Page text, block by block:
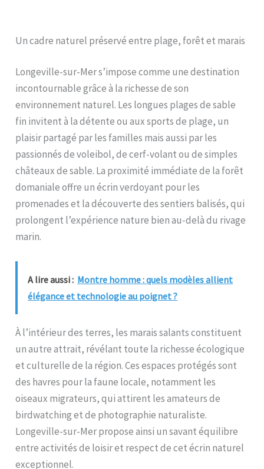
Un cadre naturel préservé entre plage, forêt et marais
Longeville-sur-Mer s’impose comme une destination
incontournable grâce à la richesse de son
environnement naturel. Les longues plages de sable
fin invitent à la détente ou aux sports de plage, un
plaisir partagé par les familles mais aussi par les
passionnés de voleibol, de cerf-volant ou de simples
châteaux de sable. La proximité immédiate de la forêt
domaniale offre un écrin verdoyant pour les
promenades et la découverte des sentiers balisés, qui
prolongent l’expérience nature bien au-delà du rivage
marin.
A lire aussi : Montre homme : quels modèles allient
élégance et technologie au poignet ?
À l’intérieur des terres, les marais salants constituent
un autre attrait, révélant toute la richesse écologique
et culturelle de la région. Ces espaces protégés sont
des havres pour la faune locale, notamment les
oiseaux migrateurs, qui attirent les amateurs de
birdwatching et de photographie naturaliste.
Longeville-sur-Mer propose ainsi un savant équilibre
entre activités de loisir et respect de cet écrin naturel
exceptionnel.